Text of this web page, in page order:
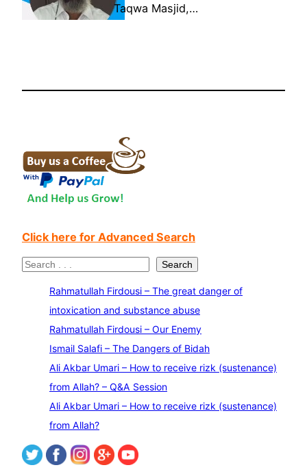
Taqwa Masjid,…
Click here for Advanced Search
S
Search
Rahmatullah Firdousi – The great danger of
intoxication and substance abuse
Rahmatullah Firdousi – Our Enemy
Ismail Salafi – The Dangers of Bidah
Ali Akbar Umari – How to receive rizk (sustenance)
from Allah? – Q&A Session
Ali Akbar Umari – How to receive rizk (sustenance)
from Allah?